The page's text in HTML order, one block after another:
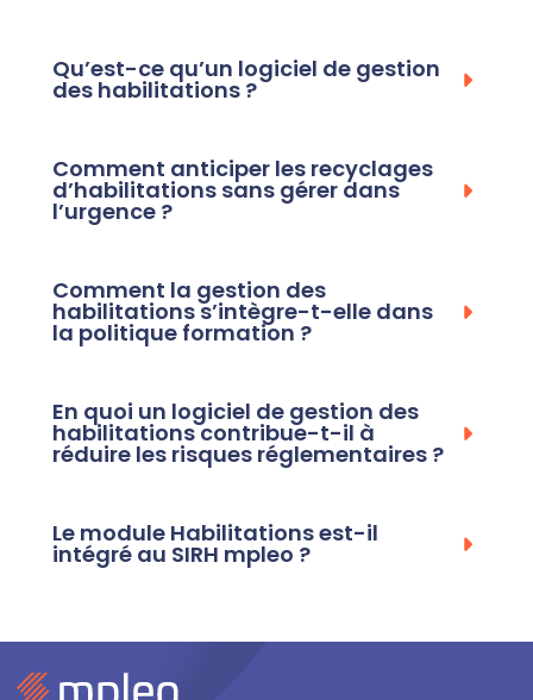
Qu’est-ce qu’un logiciel de gestion
des habilitations ?
Comment anticiper les recyclages
d’habilitations sans gérer dans
l’urgence ?
Comment la gestion des
habilitations s’intègre-t-elle dans
la politique formation ?
En quoi un logiciel de gestion des
habilitations contribue-t-il à
réduire les risques réglementaires ?
Le module Habilitations est-il
intégré au SIRH mpleo ?